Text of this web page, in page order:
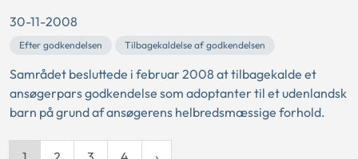
30-11-2008
Efter godkendelsen Tilbagekaldelse af godkendelsen
Samrådet besluttede i februar 2008 at tilbagekalde et
ansøgerpars godkendelse som adoptanter til et udenlandsk
barn på grund af ansøgerens helbredsmæssige forhold.